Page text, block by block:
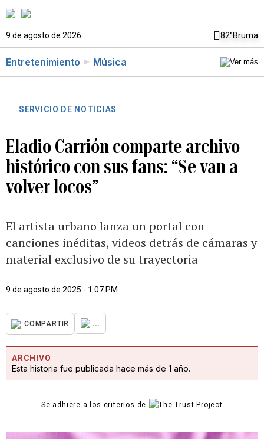
9 de agosto de 2026 82°Bruma
Entretenimiento Música
SERVICIO DE NOTICIAS
Eladio Carrión comparte archivo
histórico con sus fans: “Se van a
volver locos”
El artista urbano lanza un portal con
canciones inéditas, videos detrás de cámaras y
material exclusivo de su trayectoria
9 de agosto de 2025 - 1:07 PM
COMPARTIR ...
ARCHIVO
Esta historia fue publicada hace más de 1 año.
Se adhiere a los criterios de